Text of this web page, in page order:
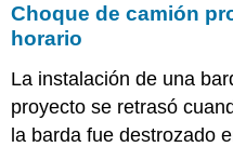
Choque de camión
horario
La instalación de una
proyecto se retrasó
la barda fue destrozado